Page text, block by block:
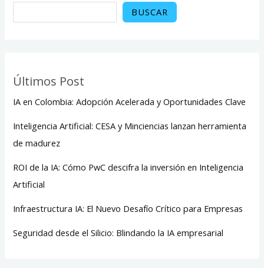
BUSCAR
Últimos Post
IA en Colombia: Adopción Acelerada y Oportunidades Clave
Inteligencia Artificial: CESA y Minciencias lanzan herramienta
de madurez
ROI de la IA: Cómo PwC descifra la inversión en Inteligencia
Artificial
Infraestructura IA: El Nuevo Desafío Crítico para Empresas
Seguridad desde el Silicio: Blindando la IA empresarial